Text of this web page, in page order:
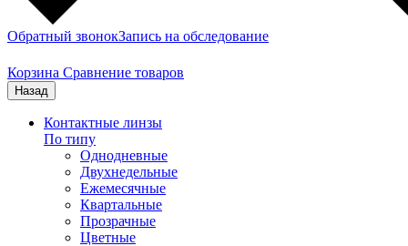
Обратный звонокЗапись на обследование
Корзина Сравнение товаров
Назад
Контактные линзы
По типу
Однодневные
Двухнедельные
Ежемесячные
Квартальные
Прозрачные
Цветные